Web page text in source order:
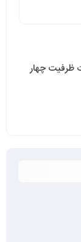
106 دو سیم کارت ظرفیت چهار